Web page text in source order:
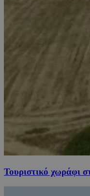
Τουριστικό χωράφι